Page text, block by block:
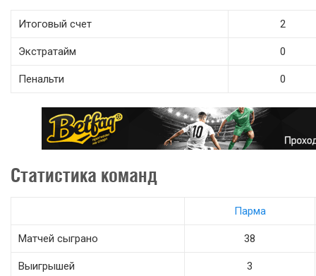
Итоговый счет 2
Экстратайм 0
Пенальти 0
Статистика команд
Парма
Матчей сыграно 38
Выигрышей 3